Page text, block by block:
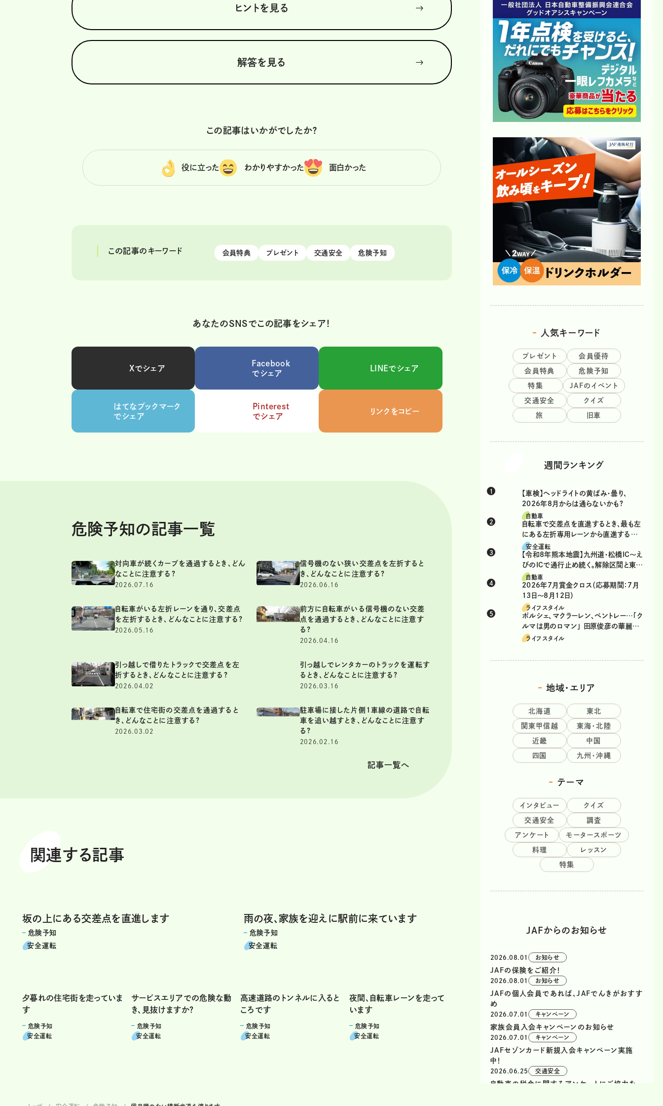
ヒントを見る
解答を見る
この記事はいかがでしたか？
役に立った わかりやすかった 面白かった
この記事のキーワード 会員特典 プレゼント 交通安全 危険予知
あなたのSNSでこの記事をシェア！
Xでシェア
Facebook
でシェア
LINEでシェア
はてなブックマーク
でシェア
Pinterest
でシェア
リンクをコピー
危険予知の記事一覧
対向車が続くカーブを通過するとき、どん
なことに注意する?
2026.07.16
信号機のない狭い交差点を左折すると
き、どんなことに注意する?
2026.06.16
自転車がいる左折レーンを通り、交差点
を左折するとき、どんなことに注意する?
2026.05.16
前方に自転車がいる信号機のない交差
点を通過するとき、どんなことに注意す
る?
2026.04.16
引っ越しで借りたトラックで交差点を左
折するとき、どんなことに注意する?
2026.04.02
引っ越しでレンタカーのトラックを運転す
るとき、どんなことに注意する?
2026.03.16
自転車で住宅街の交差点を通過すると
き、どんなことに注意する?
2026.03.02
駐車場に接した片側1車線の道路で自転
車を追い越すとき、どんなことに注意す
る?
2026.02.16
記事一覧へ
関連する記事
坂の上にある交差点を直進します
危険予知
安全運転
雨の夜、家族を迎えに駅前に来ています
危険予知
安全運転
夕暮れの住宅街を走っていま
す
危険予知
安全運転
サービスエリアでの危険な動
き、見抜けますか？
危険予知
安全運転
高速道路のトンネルに入ると
ころです
危険予知
安全運転
夜間、自転車レーンを走って
います
危険予知
安全運転
人気キーワード
プレゼント 会員優待
会員特典 危険予知
特集 JAFのイベント
交通安全 クイズ
旅 旧車
週間ランキング
【車検】ヘッドライトの黄ばみ・曇り、
2026年8月からは通らないかも?
自動車
自転車で交差点を直進するとき、最も左
にある左折専用レーンから直進するの
は、違反？
安全運転
【令和8年熊本地震】九州道・松橋IC～え
びのICで通行止め続く。解除区間と東九
州道の迂回ルート
自動車
2026年7月賞金クロス（応募期間：7月
13日～8月12日）
ライフスタイル
ポルシェ、マクラーレン、ベントレー…「ク
ルマは男のロマン」 田原俊彦の華麗な
る愛車遍歴
ライフスタイル
地域・エリア
北海道 東北
関東甲信越 東海・北陸
近畿 中国
四国 九州・沖縄
テーマ
インタビュー クイズ
交通安全 調査
アンケート モータースポーツ
料理 レッスン
特集
JAFからのお知らせ
2026.08.01 お知らせ
JAFの保険をご紹介！
2026.08.01 お知らせ
JAFの個人会員であれば、JAFでんきがおすす
め
2026.07.01 キャンペーン
家族会員入会キャンペーンのお知らせ
2026.07.01 キャンペーン
JAFセゾンカード新規入会キャンペーン実施
中！
2026.06.25 交通安全
自動車の税金に関するアンケートにご協力を